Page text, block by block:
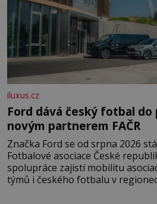
iluxus.cz
Ford dává český fotbal do
novým partnerem FAČR
Značka Ford se od srpna 2026
Fotbalové asociace České
spolupráce zajistí mobilitu
týmů i českého fotbalu v